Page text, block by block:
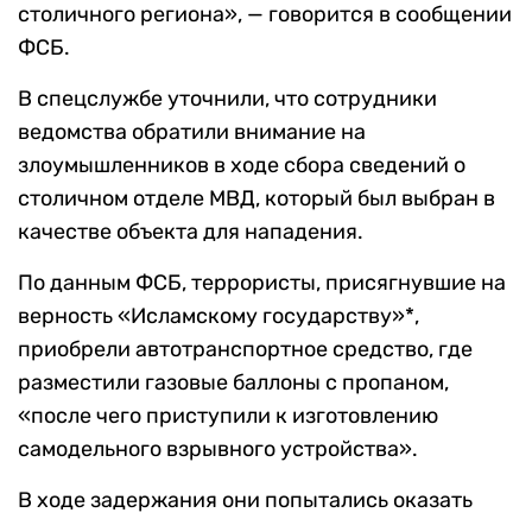
столичного региона», — говорится в сообщении
ФСБ.
В спецслужбе уточнили, что сотрудники
ведомства обратили внимание на
злоумышленников в ходе сбора сведений о
столичном отделе МВД, который был выбран в
качестве объекта для нападения.
По данным ФСБ, террористы, присягнувшие на
верность «Исламскому государству»*,
приобрели автотранспортное средство, где
разместили газовые баллоны с пропаном,
«после чего приступили к изготовлению
самодельного взрывного устройства».
В ходе задержания они попытались оказать